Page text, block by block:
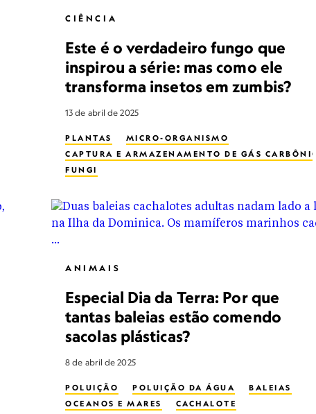
CIÊNCIA
Este é o verdadeiro fungo que
inspirou a série: mas como ele
transforma insetos em zumbis?
13 de abril de 2025
PLANTAS
MICRO-ORGANISMO
CAPTURA E ARMAZENAMENTO DE GÁS
FUNGI
ANIMAIS
Especial Dia da Terra: Por que
tantas baleias estão comendo
sacolas plásticas?
8 de abril de 2025
POLUIÇÃO POLUIÇÃO DA ÁGUA
BALEIAS
OCEANOS E MARES
CACHALOTE